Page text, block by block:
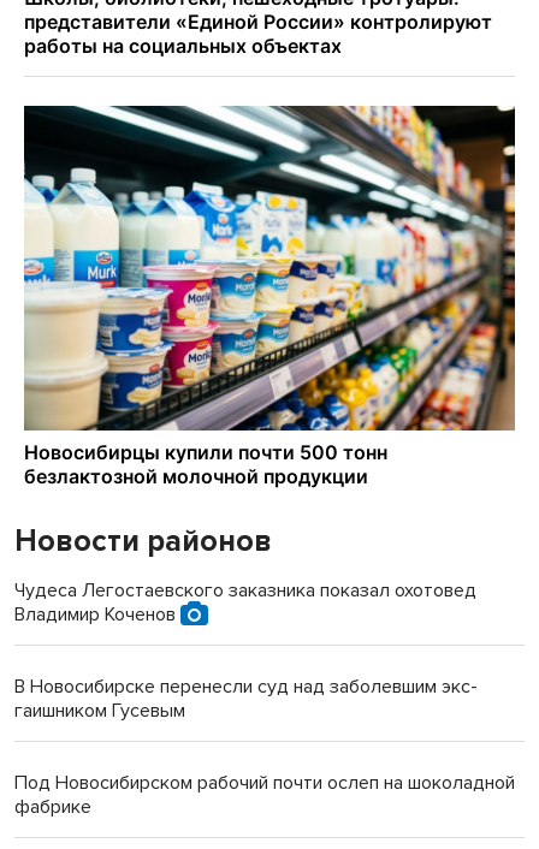
Новости районов
Чудеса Легостаевского заказника показал охотовед
Владимир Коченов
В Новосибирске перенесли суд над заболевшим экс-
гаишником Гусевым
Под Новосибирском рабочий почти ослеп на шоколадной
фабрике